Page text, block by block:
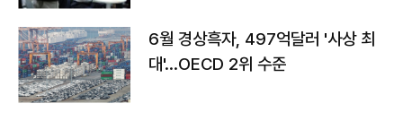
6월 경상흑자, 497억달러 '사상 최
대'…OECD 2위 수준